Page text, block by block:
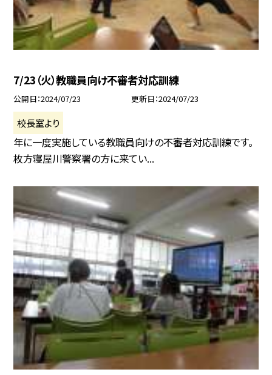
7/23（火）教職員向け不審者対応訓練
公開日 2024/07/23 更新日 2024/07/23
校長室より
年に一度実施している教職員向けの不審者対応訓練です。
枚方寝屋川警察署の方に来てい...